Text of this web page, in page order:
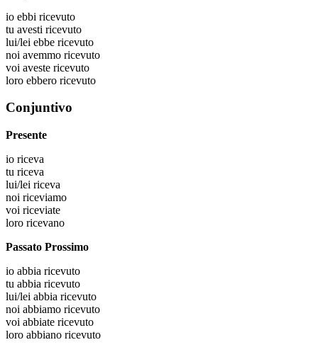
io ebbi ricevuto
tu avesti ricevuto
lui/lei ebbe ricevuto
noi avemmo ricevuto
voi aveste ricevuto
loro ebbero ricevuto
Conjuntivo
Presente
io riceva
tu riceva
lui/lei riceva
noi riceviamo
voi riceviate
loro ricevano
Passato Prossimo
io abbia ricevuto
tu abbia ricevuto
lui/lei abbia ricevuto
noi abbiamo ricevuto
voi abbiate ricevuto
loro abbiano ricevuto